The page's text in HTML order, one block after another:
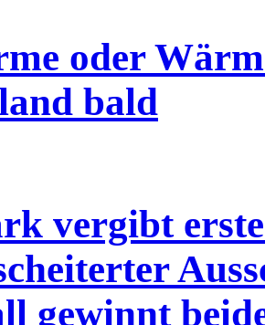
oder
bald
vergibt
gewinnt